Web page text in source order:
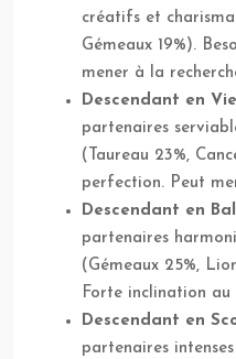
créatifs et
Gémeaux 19%).
mener à la
Descendant en
partenaires
(Taureau 23%,
perfection. Peut
Descendant en
partenaires
(Gémeaux 25%,
Forte inclination au
Descendant en
partenaires